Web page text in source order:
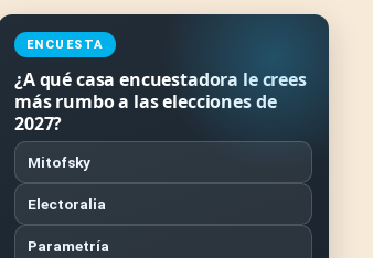
ENCUESTA
¿A qué casa encuestadora le crees
más rumbo a las elecciones de
2027?
Mitofsky
Electoralia
Parametría